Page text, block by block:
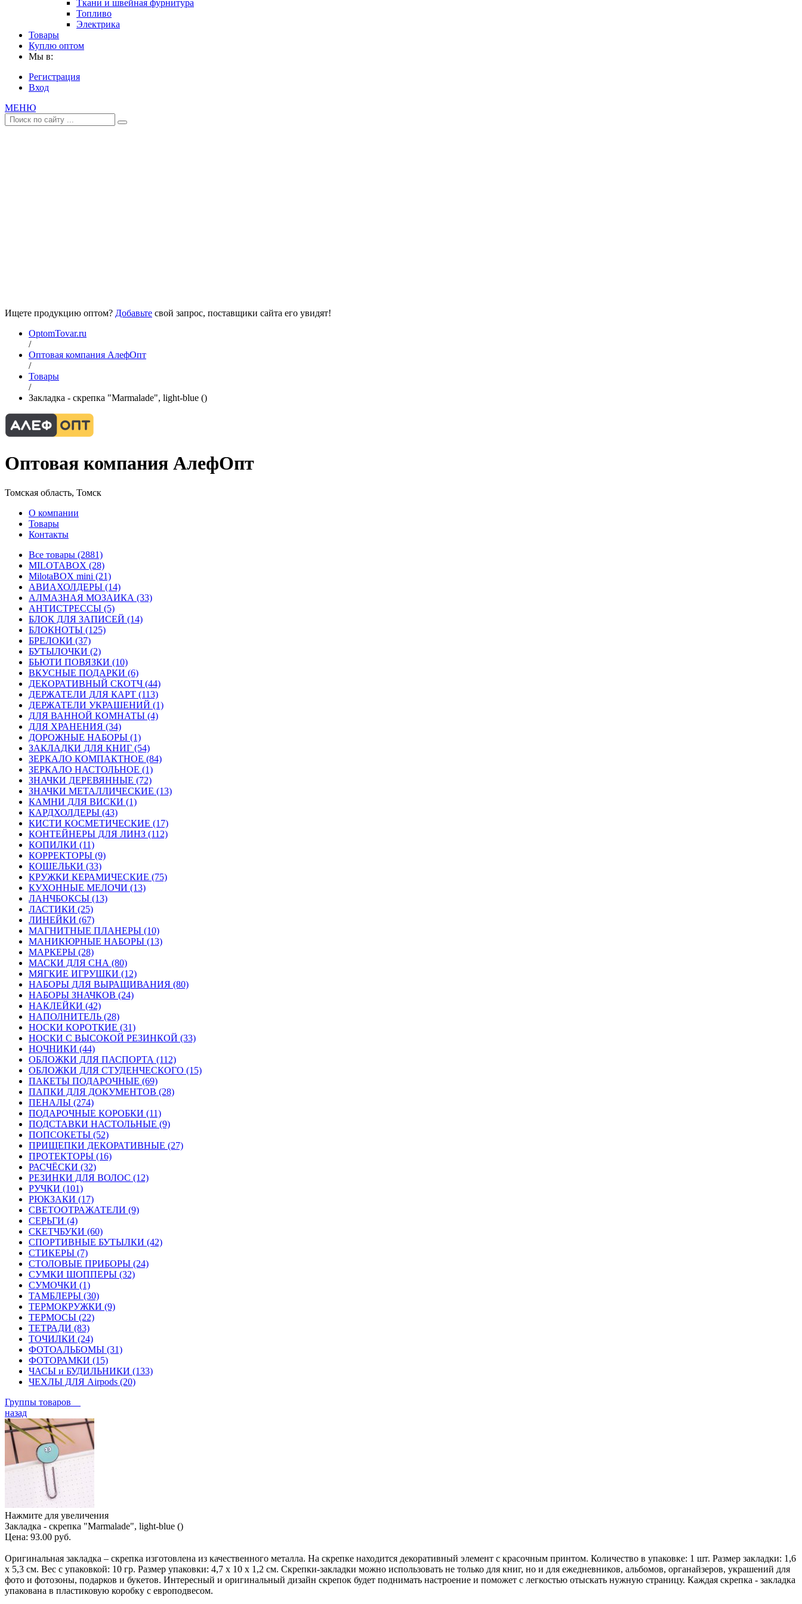
Ткани и швейная фурнитура
Топливо
Электрика
Товары
Куплю оптом
Мы в:
Регистрация
Вход
МЕНЮ
Ищете продукцию оптом? Добавьте свой запрос, поставщики сайта его увидят!
OptomTovar.ru
/
Оптовая компания АлефОпт
/
Товары
/
Закладка - скрепка "Marmalade", light-blue ()
Оптовая компания АлефОпт
Томская область, Томск
О компании
Товары
Контакты
Все товары (2881)
MILOTABOX (28)
MilotaBOX mini (21)
АВИАХОЛДЕРЫ (14)
АЛМАЗНАЯ МОЗАИКА (33)
АНТИСТРЕССЫ (5)
БЛОК ДЛЯ ЗАПИСЕЙ (14)
БЛОКНОТЫ (125)
БРЕЛОКИ (37)
БУТЫЛОЧКИ (2)
БЬЮТИ ПОВЯЗКИ (10)
ВКУСНЫЕ ПОДАРКИ (6)
ДЕКОРАТИВНЫЙ СКОТЧ (44)
ДЕРЖАТЕЛИ ДЛЯ КАРТ (113)
ДЕРЖАТЕЛИ УКРАШЕНИЙ (1)
ДЛЯ ВАННОЙ КОМНАТЫ (4)
ДЛЯ ХРАНЕНИЯ (34)
ДОРОЖНЫЕ НАБОРЫ (1)
ЗАКЛАДКИ ДЛЯ КНИГ (54)
ЗЕРКАЛО КОМПАКТНОЕ (84)
ЗЕРКАЛО НАСТОЛЬНОЕ (1)
ЗНАЧКИ ДЕРЕВЯННЫЕ (72)
ЗНАЧКИ МЕТАЛЛИЧЕСКИЕ (13)
КАМНИ ДЛЯ ВИСКИ (1)
КАРДХОЛДЕРЫ (43)
КИСТИ КОСМЕТИЧЕСКИЕ (17)
КОНТЕЙНЕРЫ ДЛЯ ЛИНЗ (112)
КОПИЛКИ (11)
КОРРЕКТОРЫ (9)
КОШЕЛЬКИ (33)
КРУЖКИ КЕРАМИЧЕСКИЕ (75)
КУХОННЫЕ МЕЛОЧИ (13)
ЛАНЧБОКСЫ (13)
ЛАСТИКИ (25)
ЛИНЕЙКИ (67)
МАГНИТНЫЕ ПЛАНЕРЫ (10)
МАНИКЮРНЫЕ НАБОРЫ (13)
МАРКЕРЫ (28)
МАСКИ ДЛЯ СНА (80)
МЯГКИЕ ИГРУШКИ (12)
НАБОРЫ ДЛЯ ВЫРАЩИВАНИЯ (80)
НАБОРЫ ЗНАЧКОВ (24)
НАКЛЕЙКИ (42)
НАПОЛНИТЕЛЬ (28)
НОСКИ КОРОТКИЕ (31)
НОСКИ С ВЫСОКОЙ РЕЗИНКОЙ (33)
НОЧНИКИ (44)
ОБЛОЖКИ ДЛЯ ПАСПОРТА (112)
ОБЛОЖКИ ДЛЯ СТУДЕНЧЕСКОГО (15)
ПАКЕТЫ ПОДАРОЧНЫЕ (69)
ПАПКИ ДЛЯ ДОКУМЕНТОВ (28)
ПЕНАЛЫ (274)
ПОДАРОЧНЫЕ КОРОБКИ (11)
ПОДСТАВКИ НАСТОЛЬНЫЕ (9)
ПОПСОКЕТЫ (52)
ПРИЩЕПКИ ДЕКОРАТИВНЫЕ (27)
ПРОТЕКТОРЫ (16)
РАСЧЁСКИ (32)
РЕЗИНКИ ДЛЯ ВОЛОС (12)
РУЧКИ (101)
РЮКЗАКИ (17)
СВЕТООТРАЖАТЕЛИ (9)
СЕРЬГИ (4)
СКЕТЧБУКИ (60)
СПОРТИВНЫЕ БУТЫЛКИ (42)
СТИКЕРЫ (7)
СТОЛОВЫЕ ПРИБОРЫ (24)
СУМКИ ШОППЕРЫ (32)
СУМОЧКИ (1)
ТАМБЛЕРЫ (30)
ТЕРМОКРУЖКИ (9)
ТЕРМОСЫ (22)
ТЕТРАДИ (83)
ТОЧИЛКИ (24)
ФОТОАЛЬБОМЫ (31)
ФОТОРАМКИ (15)
ЧАСЫ и БУДИЛЬНИКИ (133)
ЧЕХЛЫ ДЛЯ Airpods (20)
Группы товаров
назад
Нажмите для увеличения
Закладка - скрепка "Marmalade", light-blue ()
Цена: 93.00 руб.
Оригинальная закладка – скрепка изготовлена из качественного металла. На скрепке находится декоративный элемент с красочным принтом. Количество в упаковке: 1 шт. Размер закладки: 1,6
х 5,3 см. Вес с упаковкой: 10 гр. Размер упаковки: 4,7 х 10 х 1,2 см. Скрепки-закладки можно использовать не только для книг, но и для ежедневников, альбомов, органайзеров, украшений для
фото и фотозоны, подарков и букетов. Интересный и оригинальный дизайн скрепок будет поднимать настроение и поможет с легкостью отыскать нужную страницу. Каждая скрепка - закладка
упакована в пластиковую коробку с европодвесом.